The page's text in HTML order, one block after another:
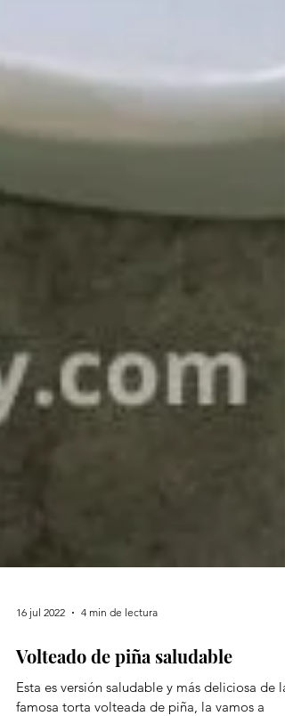
16 jul 2022 4 min de lectura
Volteado de piña saludable